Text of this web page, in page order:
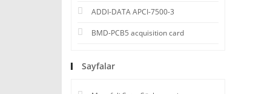
ADDI-DATA APCI-7500-3
BMD-PCB5 acquisition card
Sayfalar